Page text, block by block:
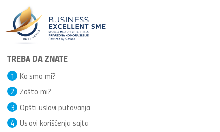
TREBA DA ZNATE
Ko smo mi?
1
Zašto mi?
2
Opšti uslovi putovanja
3
Uslovi korišćenja sajta
4